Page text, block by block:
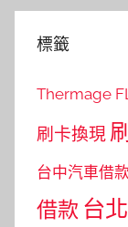
標籤
Thermage
刷卡換現
台中汽車借款
借款 台